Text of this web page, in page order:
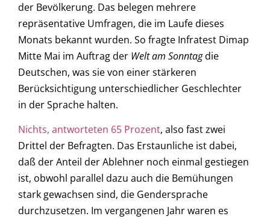
der Bevölkerung. Das belegen mehrere
repräsentative Umfragen, die im Laufe dieses
Monats bekannt wurden. So fragte Infratest Dimap
Mitte Mai im Auftrag der Welt am Sonntagdie
Deutschen, was sie von einer stärkeren
Berücksichtigung unterschiedlicher Geschlechter
in der Sprache halten.
Nichts, antworteten 65 Prozent, also fast zwei
Drittel der Befragten. Das Erstaunliche ist dabei,
daß der Anteil der Ablehner noch einmal gestiegen
ist, obwohl parallel dazu auch die Bemühungen
stark gewachsen sind, die Gendersprache
durchzusetzen. Im vergangenen Jahr waren es